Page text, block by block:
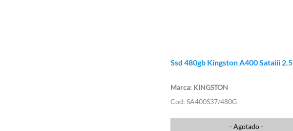
Ssd 480gb Kingston A400 Sataiii 2.5
KINGSTON
SA400S37/480G
- Agotado -